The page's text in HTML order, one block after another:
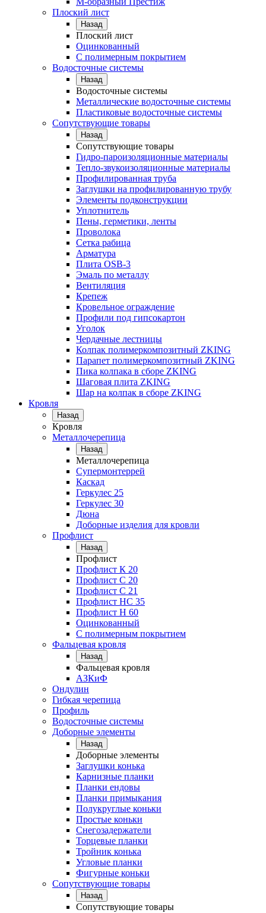
Плоский лист
Назад
Плоский лист
Оцинкованный
С полимерным покрытием
Водосточные системы
Назад
Водосточные системы
Металлические водосточные системы
Пластиковые водосточные системы
Сопутствующие товары
Назад
Сопутствующие товары
Гидро-пароизоляционные материалы
Тепло-звукоизоляционные материалы
Профилированная труба
Заглушки на профилированную трубу
Элементы подконструкции
Уплотнитель
Пены, герметики, ленты
Проволока
Сетка рабица
Арматура
Плита OSB-3
Эмаль по металлу
Вентиляция
Крепеж
Кровельное ограждение
Профили под гипсокартон
Уголок
Чердачные лестницы
Колпак полимеркомпозитный ZKING
Парапет полимеркомпозитный ZKING
Пика колпака в сборе ZKING
Шаговая плита ZKING
Шар на колпак в сборе ZKING
Кровля
Назад
Кровля
Металлочерепица
Назад
Металлочерепица
Супермонтеррей
Каскад
Геркулес 25
Геркулес 30
Дюна
Доборные изделия для кровли
Профлист
Назад
Профлист
Профлист К 20
Профлист С 20
Профлист C 21
Профлист НС 35
Профлист Н 60
Оцинкованный
С полимерным покрытием
Фальцевая кровля
Назад
Фальцевая кровля
АЗКиФ
Ондулин
Гибкая черепица
Профиль
Водосточные системы
Доборные элементы
Назад
Доборные элементы
Заглушки конька
Карнизные планки
Планки ендовы
Планки примыкания
Полукруглые коньки
Простые коньки
Снегозадержатели
Торцевые планки
Тройник конька
Угловые планки
Фигурные коньки
Сопутствующие товары
Назад
Сопутствующие товары